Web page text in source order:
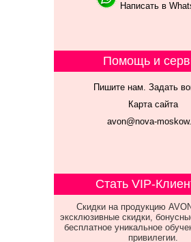
Написать в
Помощь и
Пишите нам. Задать
Карта сайта
avon@nova-
Стать VIP-
Скидки на продукцию
эксклюзивные скидки,
бесплатное уникальное
привилегии.